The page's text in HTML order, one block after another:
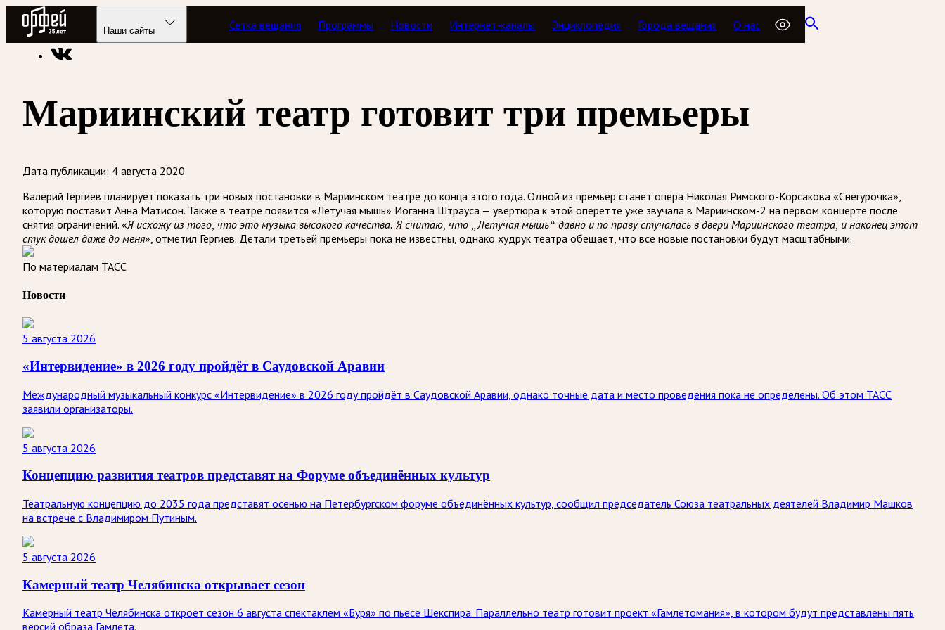
Радио Орфей
Наши сайты Сетка вещания Программы Новости Интернет-каналы Энциклопедия Города вещания О нас
Радио классической музыки «Орфей» Новости
Мариинский театр готовит три премьеры
Дата публикации: 4 августа 2020
Валерий Гергиев планирует показать три новых постановки в Мариинском театре до конца этого года. Одной из премьер станет опера Николая Римского-Корсакова «Снегурочка»,
которую поставит Анна Матисон. Также в театре появится «Летучая мышь» Иоганна Штрауса — увертюра к этой оперетте уже звучала в Мариинском-2 на первом концерте после
снятия ограничений. «Я исхожу из того, что это музыка высокого качества. Я считаю, что „Летучая мышь“ давно и по праву стучалась в двери Мариинского театра, и наконец этот
стук дошел даже до меня», отметил Гергиев. Детали третьей премьеры пока не известны, однако худрук театра обещает, что все новые постановки будут масштабными.
По материалам ТАСС
Новости
5 августа 2026
«Интервидение» в 2026 году пройдёт в Саудовской Аравии
Международный музыкальный конкурс «Интервидение» в 2026 году пройдёт в Саудовской Аравии, однако точные дата и место проведения пока не определены. Об этом ТАСС
заявили организаторы.
5 августа 2026
Концепцию развития театров представят на Форуме объединённых культур
Театральную концепцию до 2035 года представят осенью на Петербургском форуме объединённых культур, сообщил председатель Союза театральных деятелей Владимир Машков
на встрече с Владимиром Путиным.
5 августа 2026
Камерный театр Челябинска открывает сезон
Камерный театр Челябинска откроет сезон 6 августа спектаклем «Буря» по пьесе Шекспира. Параллельно театр готовит проект «Гамлетомания», в котором будут представлены пять
версий образа Гамлета.